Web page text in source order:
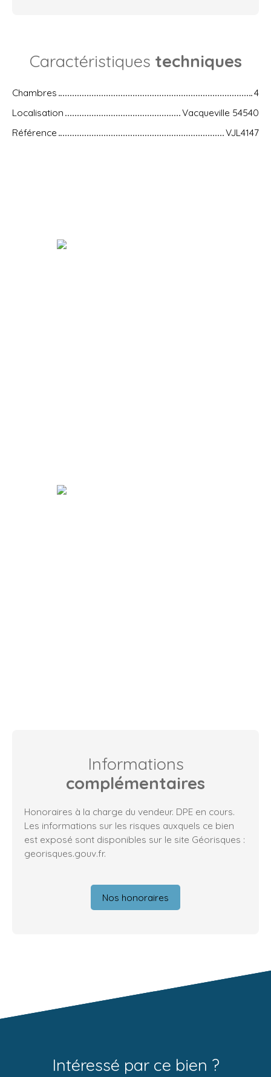
Caractéristiques techniques
Chambres
4
Localisation
Vacqueville 54540
Référence
VJL4147
Informations
complémentaires
Honoraires à la charge du vendeur. DPE en cours.
Les informations sur les risques auxquels ce bien
est exposé sont disponibles sur le site Géorisques :
georisques.gouv.fr.
Nos honoraires
Intéressé par ce bien ?